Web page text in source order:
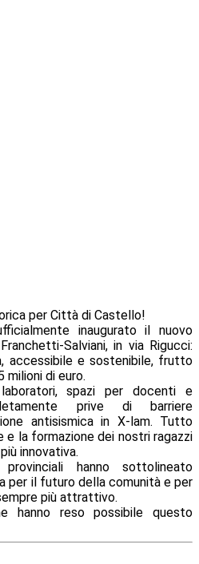
per Città di Castello!
inaugurato il nuovo
Salviani, in via Rigucci:
accessibile e sostenibile, frutto
milioni di euro.
spazi per docenti e
prive di barriere
antisismica in X-lam. Tutto
la formazione dei nostri ragazzi
innovativa.
hanno sottolineato
per il futuro della comunità e per
più attrattivo.
hanno reso possibile questo